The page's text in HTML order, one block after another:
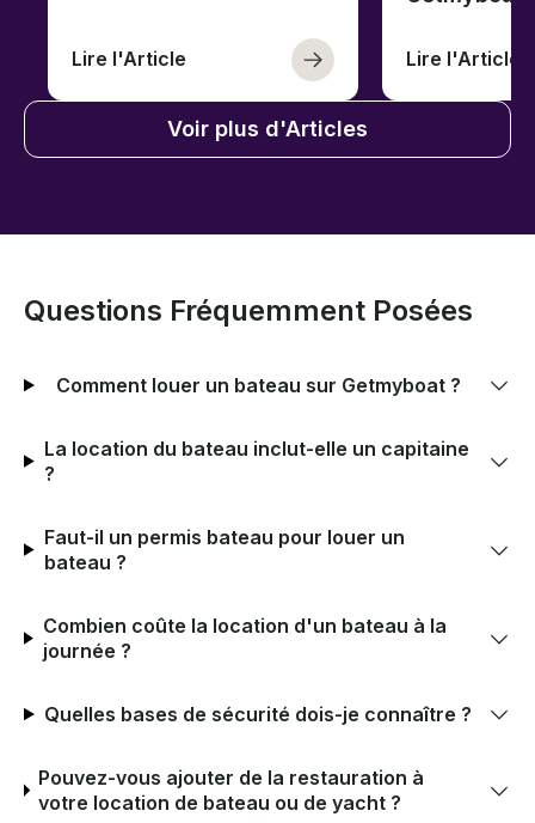
Lire l'Article Lire l'Article
Voir plus d'Articles
Questions Fréquemment Posées
Comment louer un bateau sur Getmyboat ?
La location du bateau inclut-elle un capitaine
?
Faut-il un permis bateau pour louer un
bateau ?
Combien coûte la location d'un bateau à la
journée ?
Quelles bases de sécurité dois-je connaître ?
Pouvez-vous ajouter de la restauration à
votre location de bateau ou de yacht ?